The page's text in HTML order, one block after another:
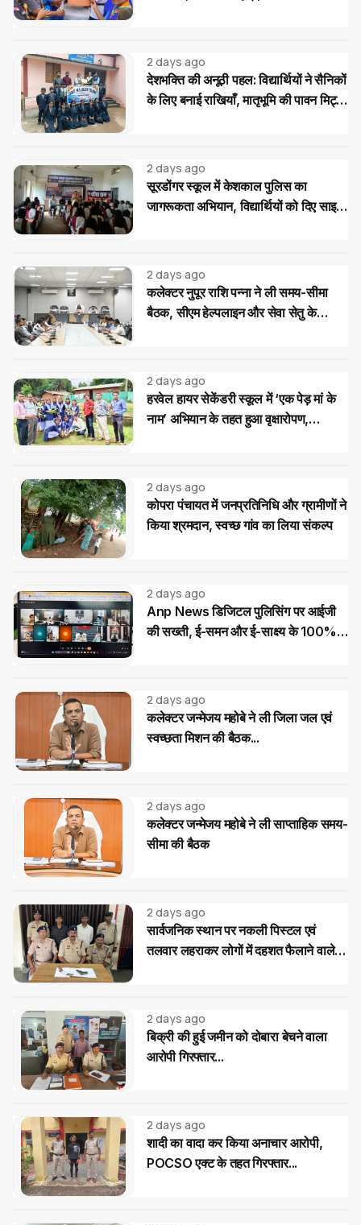
2 days ago
देशभक्ति की अनूठी पहल: विद्यार्थियों ने सैनिकों
के लिए बनाई राखियाँ, मातृभूमि की पावन मिट्टी
2 days ago
सूरडोंगर स्कूल में केशकाल पुलिस का
जागरूकता अभियान, विद्यार्थियों को दिए साइबर
2 days ago
कलेक्टर नुपूर राशि पन्ना ने ली समय-सीमा
बैठक, सीएम हेल्पलाइन और सेवा सेतु के
2 days ago
हरवेल हायर सेकेंडरी स्कूल में ‘एक पेड़ मां के
नाम’ अभियान के तहत हुआ वृक्षारोपण,
2 days ago
कोपरा पंचायत में जनप्रतिनिधि और ग्रामीणों ने
किया श्रमदान, स्वच्छ गांव का लिया संकल्प
2 days ago
Anp News डिजिटल पुलिसिंग पर आईजी
की सख्ती, ई-समन और ई-साक्ष्य के 100%
2 days ago
कलेक्टर जन्मेजय महोबे ने ली जिला जल एवं
स्वच्छता मिशन की बैठक...
2 days ago
कलेक्टर जन्मेजय महोबे ने ली साप्ताहिक समय-
सीमा की बैठक
2 days ago
सार्वजनिक स्थान पर नकली पिस्टल एवं
तलवार लहराकर लोगों में दहशत फैलाने वाले
2 days ago
बिक्री की हुई जमीन को दोबारा बेचने वाला
आरोपी गिरफ्तार...
2 days ago
शादी का वादा कर किया अनाचार आरोपी,
POCSO एक्ट के तहत गिरफ्तार...